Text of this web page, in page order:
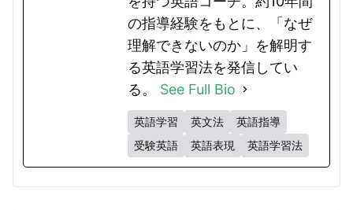
の指導経験をもとに、「なぜ
理解できないのか」を解明す
る英語学習法を発信してい
る。 See Full Bio
英語学習 英文法
英語指導
受験英語
英語表現 英語学習法